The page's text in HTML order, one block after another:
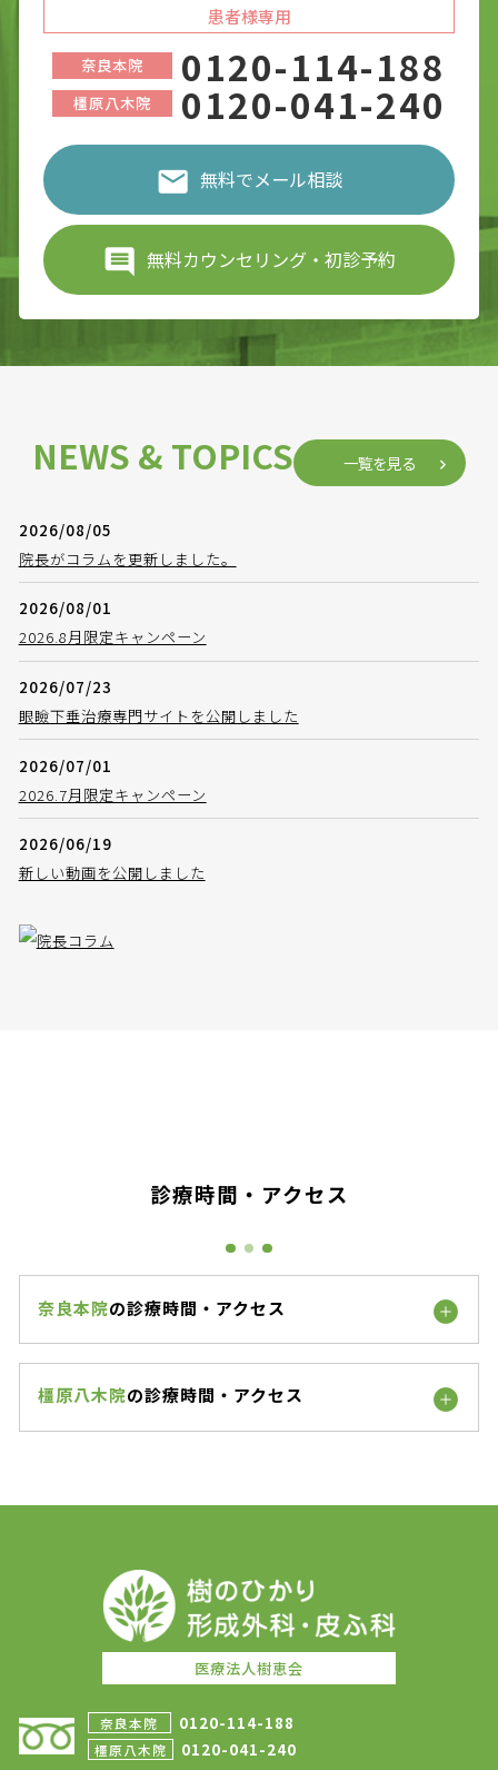
患者様専用
奈良本院 0120-114-188
橿原八木院 0120-041-240
無料でメール相談
無料カウンセリング・初診予約
NEWS & TOPICS 一覧を見る
2026/08/05
院長がコラムを更新しました。
2026/08/01
2026.8月限定キャンペーン
2026/07/23
眼瞼下垂治療専門サイトを公開しました
2026/07/01
2026.7月限定キャンペーン
2026/06/19
新しい動画を公開しました
診療時間・アクセス
奈良本院の診療時間・アクセス
橿原八木院の診療時間・アクセス
医療法人樹恵会
奈良本院 0120-114-188
橿原八木院 0120-041-240